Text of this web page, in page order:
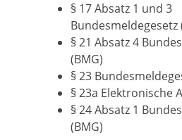
§ 17 Absatz 1 und 3
Bundesmeldegesetz
§ 21 Absatz 4
(BMG)
§ 23
§ 23a Elektronische
§ 24 Absatz 1
(BMG)